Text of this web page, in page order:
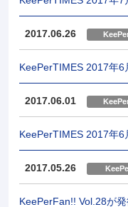
2017.06.26
KeePerTIMES 2017年6
2017.06.01
KeePerTIMES 2017年6
2017.05.26
KeePerFan!! Vol.28が発